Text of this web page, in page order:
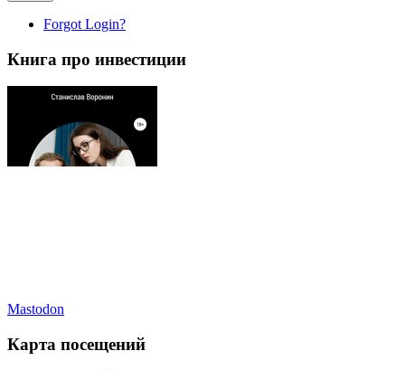
Forgot Login?
Книга про инвестиции
Mastodon
Карта посещений